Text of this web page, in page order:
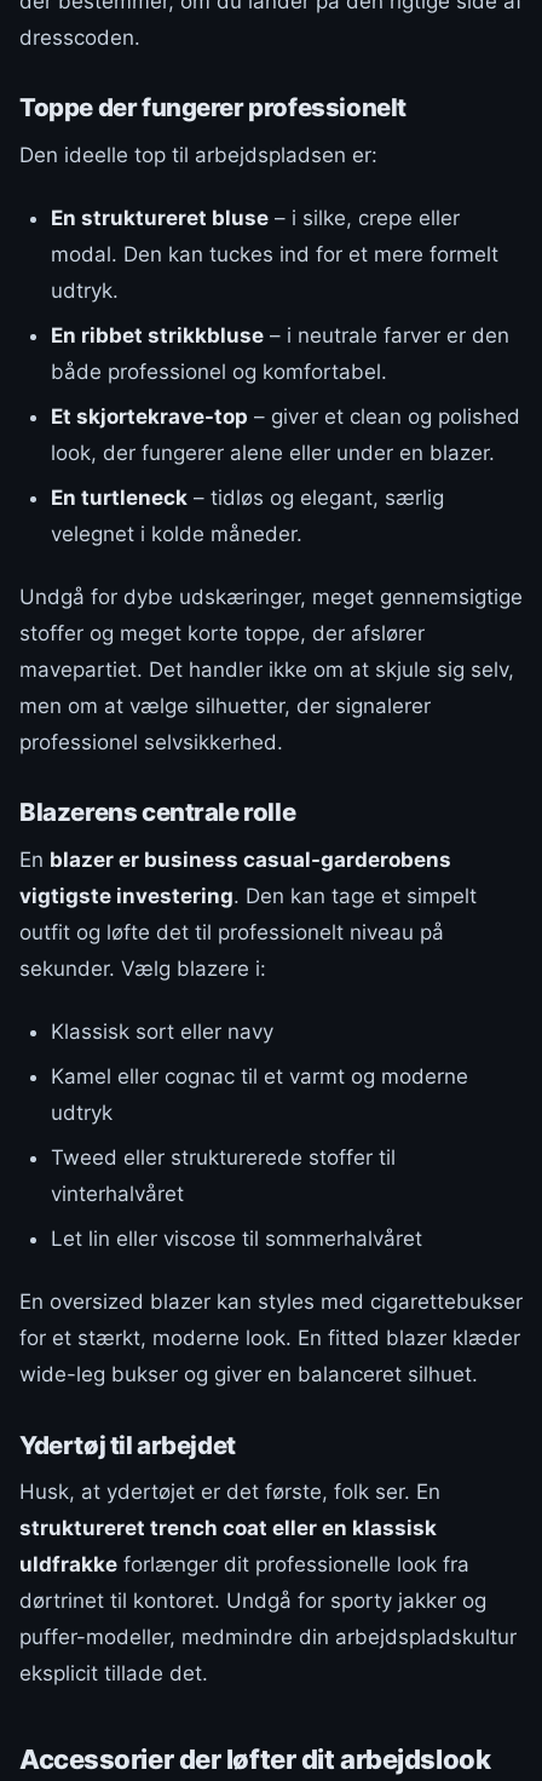
dresscoden.
Toppe der fungerer professionelt
Den ideelle top til arbejdspladsen er:
En struktureret bluse– i silke, crepe eller
modal. Den kan tuckes ind for et mere formelt
udtryk.
En ribbet strikkbluse– i neutrale farver er den
både professionel og komfortabel.
Et skjortekrave-top – giver et clean og polished
look, der fungerer alene eller under en blazer.
En turtleneck– tidløs og elegant, særlig
velegnet i kolde måneder.
Undgå for dybe udskæringer, meget gennemsigtige
stoffer og meget korte toppe, der afslører
mavepartiet. Det handler ikke om at skjule sig selv,
men om at vælge silhuetter, der signalerer
professionel selvsikkerhed.
Blazerens centrale rolle
En blazer er business casual-garderobens
vigtigste investering. Den kan tage et simpelt
outfit og løfte det til professionelt niveau på
sekunder. Vælg blazere i:
Klassisk sort eller navy
Kamel eller cognac til et varmt og moderne
udtryk
Tweed eller strukturerede stoffer til
vinterhalvåret
Let lin eller viscose til sommerhalvåret
En oversized blazer kan styles med cigarettebukser
for et stærkt, moderne look. En fitted blazer klæder
wide-leg bukser og giver en balanceret silhuet.
Ydertøj til arbejdet
Husk, at ydertøjet er det første, folk ser. En
struktureret trench coat eller en klassisk
uldfrakke forlænger dit professionelle look fra
dørtrinet til kontoret. Undgå for sporty jakker og
puffer-modeller, medmindre din arbejdspladskultur
eksplicit tillade det.
Accessorier der løfter dit arbejdslook